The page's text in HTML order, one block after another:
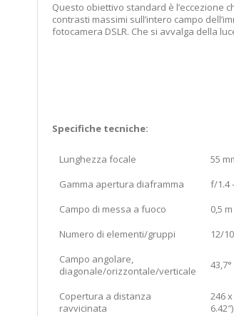
Questo obiettivo standard è l’eccezione
contrasti massimi sull’intero campo
fotocamera DSLR. Che si avvalga della
Specifiche tecniche:
Lunghezza focale
55
Gamma apertura diaframma
f/1.4
Campo di messa a fuoco
0,5
Numero di elementi/gruppi
12/10
Campo angolare,
diagonale/orizzontale/verticale
Copertura a distanza
ravvicinata
246
6.42″)